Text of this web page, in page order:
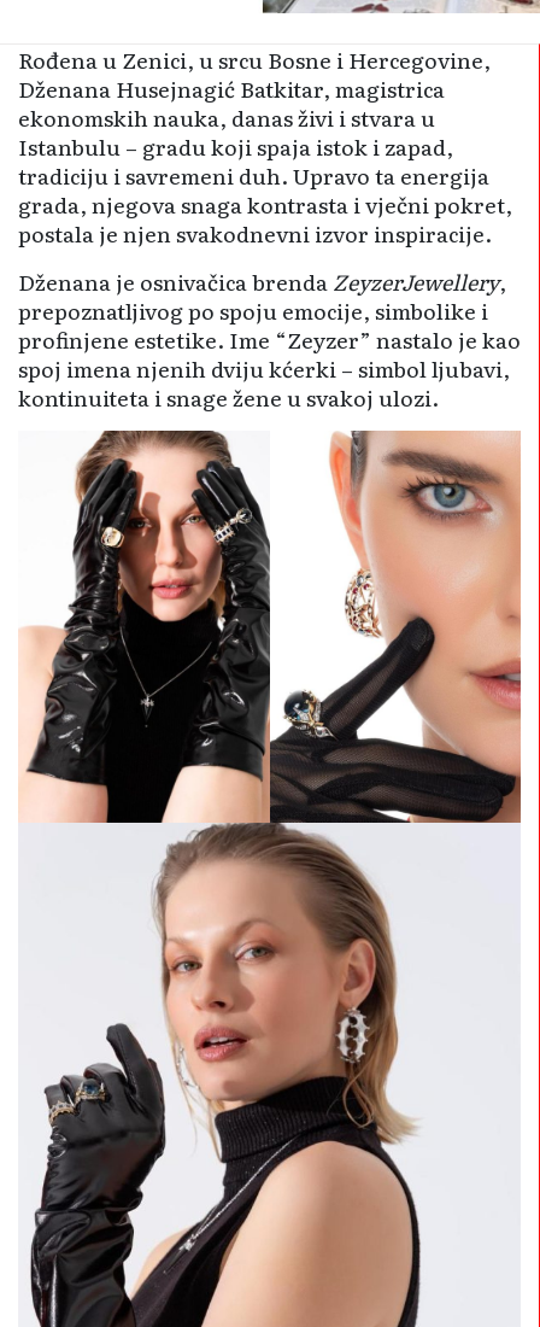
Rođena u Zenici, u srcu Bosne i Hercegovine,
Dženana Husejnagić Batkitar, magistrica
ekonomskih nauka, danas živi i stvara u
Istanbulu – gradu koji spaja istok i zapad,
tradiciju i savremeni duh. Upravo ta energija
grada, njegova snaga kontrasta i vječni pokret,
postala je njen svakodnevni izvor inspiracije.
Dženana je osnivačica brenda ZeyzerJewellery,
prepoznatljivog po spoju emocije, simbolike i
profinjene estetike. Ime “Zeyzer” nastalo je kao
spoj imena njenih dviju kćerki – simbol ljubavi,
kontinuiteta i snage žene u svakoj ulozi.